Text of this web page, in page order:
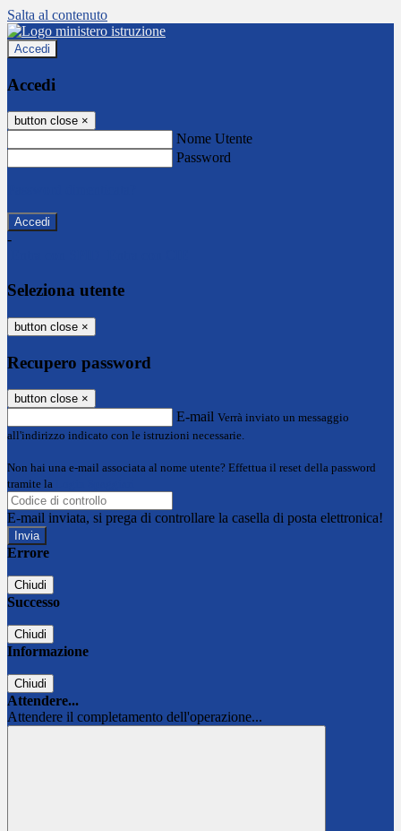
Salta al contenuto
Accedi
Accedi
button close ×
Nome Utente
Password
-
Seleziona utente
button close ×
Recupero password
button close ×
E-mail Verrà inviato un messaggio
all'indirizzo indicato con le istruzioni necessarie.
Non hai una e-mail associata al nome utente? Effettua il reset della password
tramite la
E-mail inviata, si prega di controllare la casella di posta elettronica!
Errore
Chiudi
Successo
Chiudi
Informazione
Chiudi
Attendere...
Attendere il completamento dell'operazione...